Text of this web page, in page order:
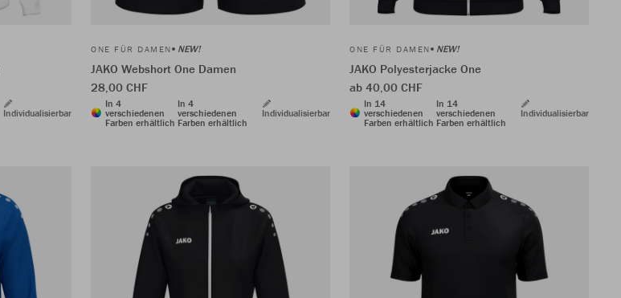
Individualisierbar
ONE FÜR DAMEN NEW!
JAKO Webshort One Damen
28,00 CHF
In 4
verschiedenen
Farben erhältlich
In 4
verschiedenen
Farben erhältlich
Individualisierbar
ONE FÜR DAMEN NEW!
JAKO Polyesterjacke One
ab 40,00 CHF
In 14
verschiedenen
Farben erhältlich
In 14
verschiedenen
Farben erhältlich
Individualisierbar